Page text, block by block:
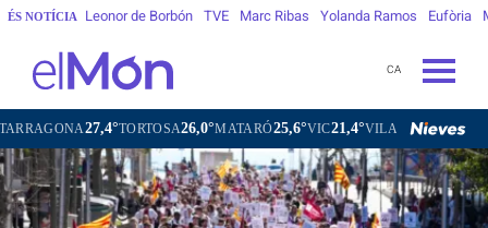
ÉS NOTÍCIA Leonor de Borbón TVE Marc Ribas Yolanda Ramos Eufòria
CA
27,4°TORTOSA26,0°MATARÓ25,6°VIC21,4°VILAFRANCA DEL PENEDÈS